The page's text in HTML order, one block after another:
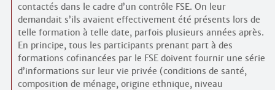
contactés dans le cadre d’un contrôle FSE. On leur
demandait s’ils avaient effectivement été présents lors de
telle formation à telle date, parfois plusieurs années après.
En principe, tous les participants prenant part à des
formations cofinancées par le FSE doivent fournir une série
d’informations sur leur vie privée (conditions de santé,
composition de ménage, origine ethnique, niveau